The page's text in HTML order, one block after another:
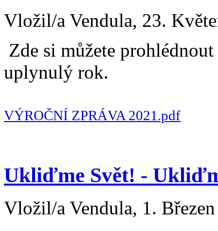
Vložil/a Vendula, 23.
Zde si můžete
uplynulý rok.
VÝROČNÍ ZPRÁVA 2021.pdf
Ukliďme Svět! -
Vložil/a Vendula, 1.